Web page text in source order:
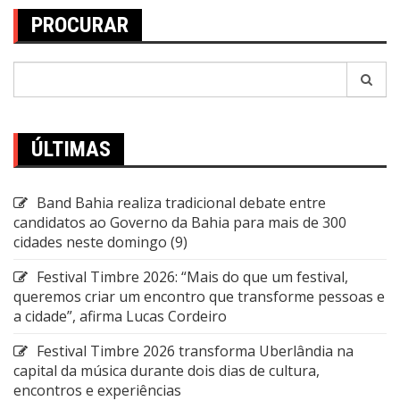
PROCURAR
ÚLTIMAS
Band Bahia realiza tradicional debate entre
candidatos ao Governo da Bahia para mais de 300
cidades neste domingo (9)
Festival Timbre 2026: “Mais do que um festival,
queremos criar um encontro que transforme pessoas e
a cidade”, afirma Lucas Cordeiro
Festival Timbre 2026 transforma Uberlândia na
capital da música durante dois dias de cultura,
encontros e experiências